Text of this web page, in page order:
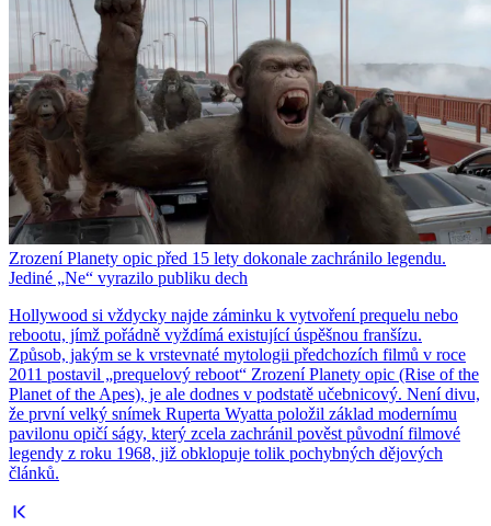
Zrození Planety opic před 15 lety dokonale zachránilo legendu.
Jediné „Ne“ vyrazilo publiku dech
Hollywood si vždycky najde záminku k vytvoření prequelu nebo
rebootu, jímž pořádně vyždímá existující úspěšnou franšízu.
Způsob, jakým se k vrstevnaté mytologii předchozích filmů v roce
2011 postavil „prequelový reboot“ Zrození Planety opic (Rise of the
Planet of the Apes), je ale dodnes v podstatě učebnicový. Není divu,
že první velký snímek Ruperta Wyatta položil základ modernímu
pavilonu opičí ságy, který zcela zachránil pověst původní filmové
legendy z roku 1968, již obklopuje tolik pochybných dějových
článků.